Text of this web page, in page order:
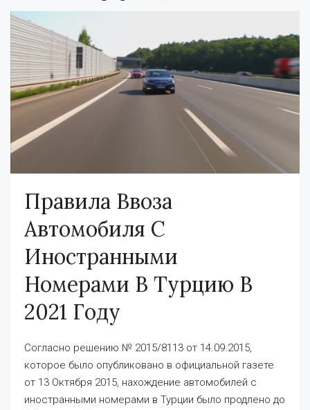
Правила Ввоза
Автомобиля С
Иностранными
Номерами В Турцию В
2021 Году
Согласно решению № 2015/8113 от 14.09.2015,
которое было опубликовано в официальной газете
от 13 Октября 2015, нахождение автомобилей с
иностранными номерами в Турции было продлено до